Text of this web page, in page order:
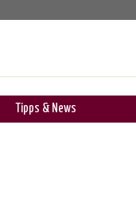
Tipps & News